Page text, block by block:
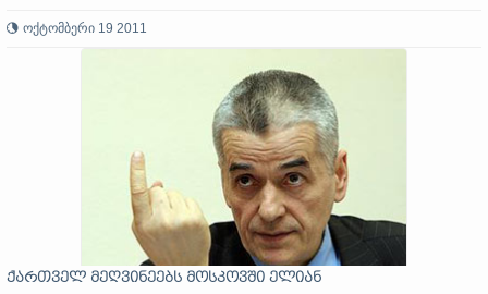
ოქტომბერი 19 2011
ქართველ მეღვინეებს მოსკოვში ელიან